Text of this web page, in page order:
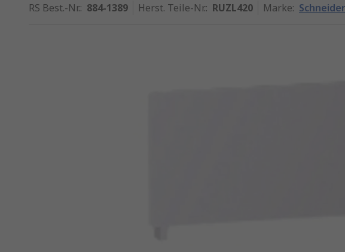
RS Best.-Nr.: 884-1389 Herst. Teile-Nr.: RUZL420 Marke: